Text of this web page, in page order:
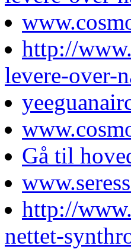
http://
levere-over-
Gå til
http://
nettet-